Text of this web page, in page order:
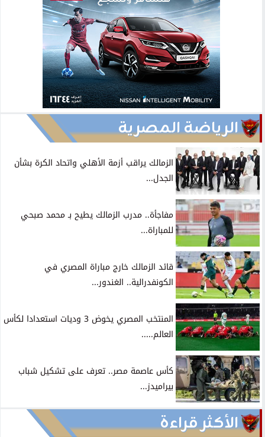
الرياضة المصرية
الزمالك يراقب أزمة الأهلي واتحاد الكرة بشأن
الجدل...
مفاجأة.. مدرب الزمالك يطيح بـ محمد صبحي
للمباراة...
قائد الزمالك خارج مباراة المصري في
الكونفدرالية.. الغندور...
المنتخب المصري يخوض 3 وديات استعدادا لكأس
العالم.....
كأس عاصمة مصر.. تعرف على تشكيل شباب
بيراميدز...
الأكثر قراءة